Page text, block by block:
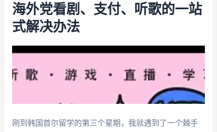
海外党看剧、支付、听歌的一站
式解决办法
刚到韩国首尔留学的第三个星期，我就遇到了一个棘手